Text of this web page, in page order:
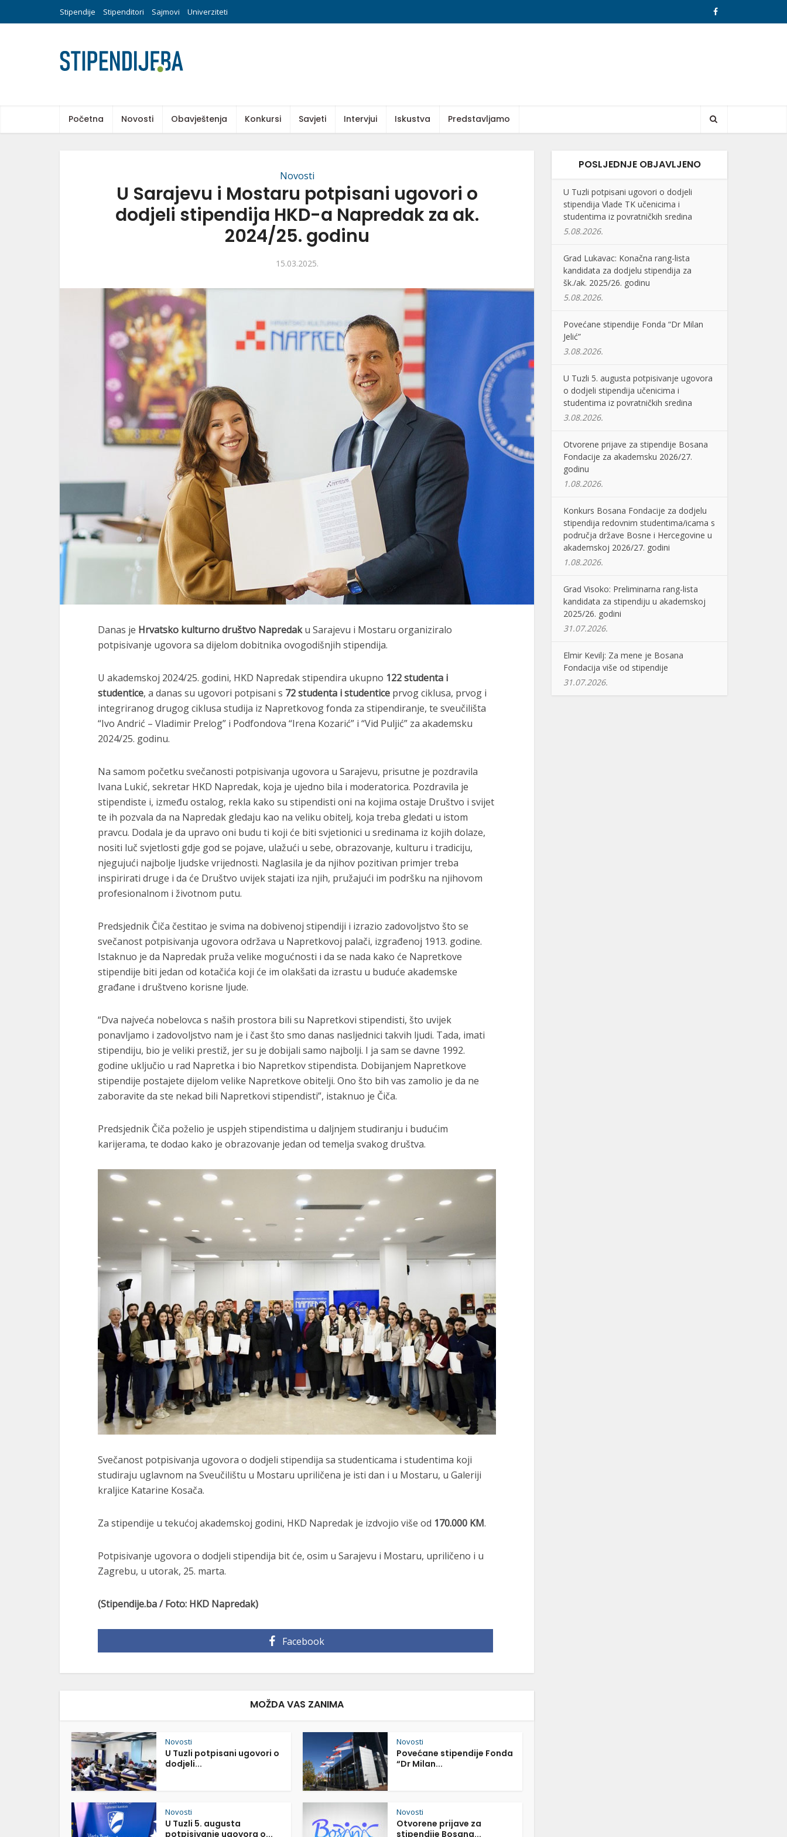
Stipendije Stipenditori Sajmovi Univerziteti
Početna Novosti Obavještenja Konkursi Savjeti Intervjui Iskustva Predstavljamo
Novosti
U Sarajevu i Mostaru potpisani ugovori o
dodjeli stipendija HKD-a Napredak za ak.
2024/25. godinu
15.03.2025.
Danas je Hrvatsko kulturno društvo Napredaku Sarajevu i Mostaru organiziralo
potpisivanje ugovora sa dijelom dobitnika ovogodišnjih stipendija.
U akademskoj 2024/25. godini, HKD Napredak stipendira ukupno 122 studenta i
studentice, a danas su ugovori potpisani s 72 studenta i studentice prvog ciklusa, prvog i
integriranog drugog ciklusa studija iz Napretkovog fonda za stipendiranje, te sveučilišta
“Ivo Andrić – Vladimir Prelog” i Podfondova “Irena Kozarić” i “Vid Puljić” za akademsku
2024/25. godinu.
Na samom početku svečanosti potpisivanja ugovora u Sarajevu, prisutne je pozdravila
Ivana Lukić, sekretar HKD Napredak, koja je ujedno bila i moderatorica. Pozdravila je
stipendiste i, između ostalog, rekla kako su stipendisti oni na kojima ostaje Društvo i svijet
te ih pozvala da na Napredak gledaju kao na veliku obitelj, koja treba gledati u istom
pravcu. Dodala je da upravo oni budu ti koji će biti svjetionici u sredinama iz kojih dolaze,
nositi luč svjetlosti gdje god se pojave, ulažući u sebe, obrazovanje, kulturu i tradiciju,
njegujući najbolje ljudske vrijednosti. Naglasila je da njihov pozitivan primjer treba
inspirirati druge i da će Društvo uvijek stajati iza njih, pružajući im podršku na njihovom
profesionalnom i životnom putu.
Predsjednik Čiča čestitao je svima na dobivenoj stipendiji i izrazio zadovoljstvo što se
svečanost potpisivanja ugovora održava u Napretkovoj palači, izgrađenoj 1913. godine.
Istaknuo je da Napredak pruža velike mogućnosti i da se nada kako će Napretkove
stipendije biti jedan od kotačića koji će im olakšati da izrastu u buduće akademske
građane i društveno korisne ljude.
“Dva najveća nobelovca s naših prostora bili su Napretkovi stipendisti, što uvijek
ponavljamo i zadovoljstvo nam je i čast što smo danas nasljednici takvih ljudi. Tada, imati
stipendiju, bio je veliki prestiž, jer su je dobijali samo najbolji. I ja sam se davne 1992.
godine uključio u rad Napretka i bio Napretkov stipendista. Dobijanjem Napretkove
stipendije postajete dijelom velike Napretkove obitelji. Ono što bih vas zamolio je da ne
zaboravite da ste nekad bili Napretkovi stipendisti”, istaknuo je Čiča.
Predsjednik Čiča poželio je uspjeh stipendistima u daljnjem studiranju i budućim
karijerama, te dodao kako je obrazovanje jedan od temelja svakog društva.
Svečanost potpisivanja ugovora o dodjeli stipendija sa studenticama i studentima koji
studiraju uglavnom na Sveučilištu u Mostaru upriličena je isti dan i u Mostaru, u Galeriji
kraljice Katarine Kosača.
Za stipendije u tekućoj akademskoj godini, HKD Napredak je izdvojio više od 170.000 KM.
Potpisivanje ugovora o dodjeli stipendija bit će, osim u Sarajevu i Mostaru, upriličeno i u
Zagrebu, u utorak, 25. marta.
(Stipendije.ba / Foto: HKD Napredak)
Facebook
MOŽDA VAS ZANIMA
Novosti
U Tuzli potpisani ugovori o
dodjeli...
Novosti
Povećane stipendije Fonda
“Dr Milan...
Novosti
U Tuzli 5. augusta
potpisivanje ugovora o...
Novosti
Otvorene prijave za
stipendije Bosana...
POSLJEDNJE OBJAVLJENO
U Tuzli potpisani ugovori o dodjeli
stipendija Vlade TK učenicima i
studentima iz povratničkih sredina
5.08.2026.
Grad Lukavac: Konačna rang-lista
kandidata za dodjelu stipendija za
šk./ak. 2025/26. godinu
5.08.2026.
Povećane stipendije Fonda “Dr Milan
Jelić”
3.08.2026.
U Tuzli 5. augusta potpisivanje ugovora
o dodjeli stipendija učenicima i
studentima iz povratničkih sredina
3.08.2026.
Otvorene prijave za stipendije Bosana
Fondacije za akademsku 2026/27.
godinu
1.08.2026.
Konkurs Bosana Fondacije za dodjelu
stipendija redovnim studentima/icama s
područja države Bosne i Hercegovine u
akademskoj 2026/27. godini
1.08.2026.
Grad Visoko: Preliminarna rang-lista
kandidata za stipendiju u akademskoj
2025/26. godini
31.07.2026.
Elmir Kevilj: Za mene je Bosana
Fondacija više od stipendije
31.07.2026.